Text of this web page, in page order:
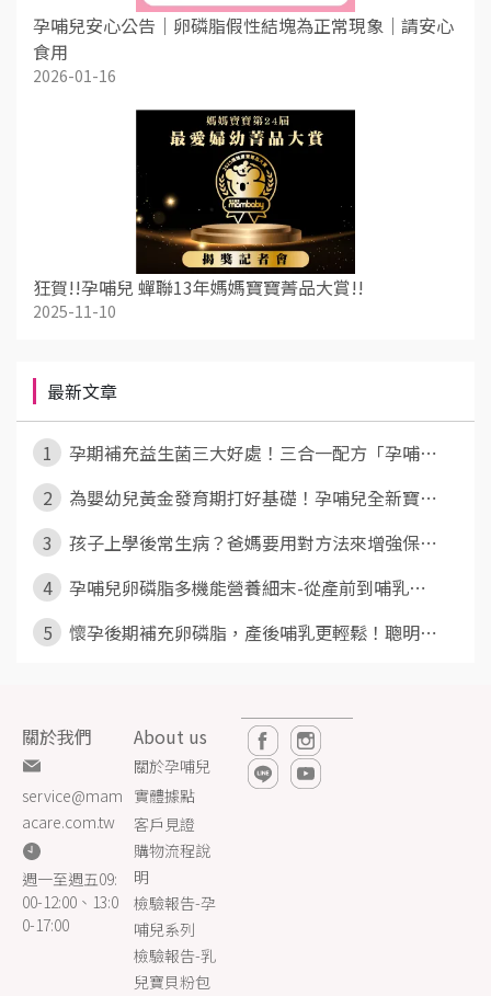
孕哺兒安心公告｜卵磷脂假性結塊為正常現象｜請安心
食用
2026-01-16
狂賀!!孕哺兒 蟬聯13年媽媽寶寶菁品大賞!!
2025-11-10
最新文章
1
孕期補充益生菌三大好處！三合一配方「孕哺⋯
2
為嬰幼兒黃金發育期打好基礎！孕哺兒全新寶⋯
3
孩子上學後常生病？爸媽要用對方法來增強保⋯
4
孕哺兒卵磷脂多機能營養細末-從產前到哺乳⋯
5
懷孕後期補充卵磷脂，產後哺乳更輕鬆！聰明⋯
關於我們
service@mam
acare.com.tw
週一至週五09:
00-12:00、13:0
0-17:00
About us
關於孕哺兒
實體據點
客戶見證
購物流程說
明
檢驗報告-孕
哺兒系列
檢驗報告-乳
兒寶貝粉包